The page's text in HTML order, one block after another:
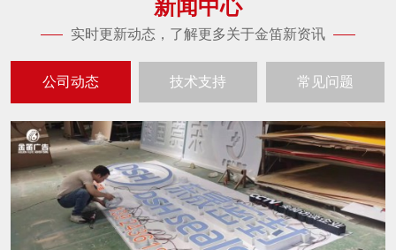
新闻中心
实时更新动态，了解更多关于金笛新资讯
公司动态 技术支持 常见问题